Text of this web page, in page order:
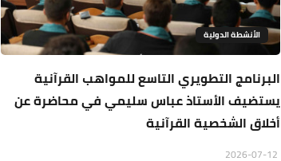
الأنشطة الدولية
البرنامج التطويري التاسع للمواهب القرآنية
يستضيف الأستاذ عباس سليمي في محاضرة عن
أخلاق الشخصية القرآنية